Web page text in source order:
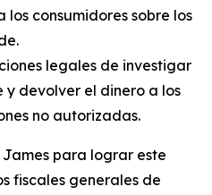
consumidores sobre los
legales de investigar
y devolver el dinero a los
no autorizadas.
para lograr este
fiscales generales de